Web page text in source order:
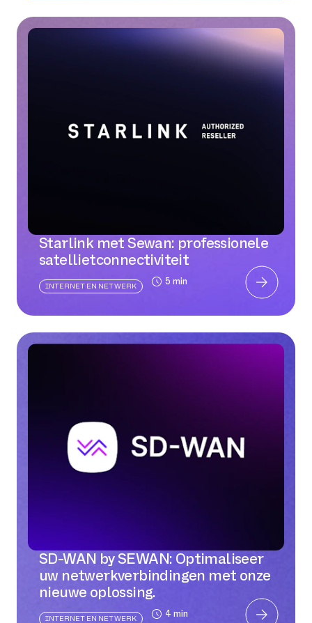
Starlink met Sewan: professionele
satellietconnectiviteit
INTERNET EN NETWERK 5 min
SD-WAN by SEWAN: Optimaliseer
uw netwerkverbindingen met onze
nieuwe oplossing.
INTERNET EN NETWERK 4 min